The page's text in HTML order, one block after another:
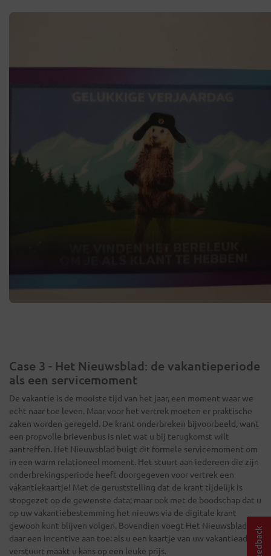
Case 3 - Het Nieuwsblad: de vakantieperiode
als een servicemoment
De vakantie is de mooiste tijd van het jaar, een moment waar we
echt naar toe leven. Maar voor het vertrek moeten er praktische
zaken worden geregeld. De krant onderbreken bijvoorbeeld, want
een propvolle brievenbus is niet wat u bij terugkomst wilt
aantreffen. Het Nieuwsblad buigt dit formele servicemoment om
in een warm relationeel moment. Het stuurt aan iedereen die zijn
onderbrekingsperiode heeft doorgegeven voor vertrek een
vakantiekaartje! Met de geruststelling dat de krant tijdelijk is
stopgezet op de gewenste data; maar ook met de boodschap dat u
op uw vakantiebestemming het nieuws via de digitale krant
gewoon kunt blijven volgen. Bovendien voegt Het Nieuwsblad
daar een incentive aan toe: als u een kaartje van uw vakantieadres
verstuurt maakt u kans op een leuke prijs.